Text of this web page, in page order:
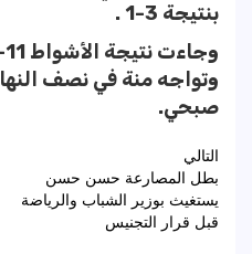
بنتيجة 3-1 .
وتواجه منة في نصف
صبحي.
تصفّح
المقالات
التالي
بطل المصارعة حسن حسن
يستغيث بوزير الشباب والرياضة
قبل قرار التجنيس